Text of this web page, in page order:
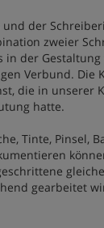
der
zweier
der
Verbund.
die in
hatte.
Tinte, Pinsel,
gearbeitet